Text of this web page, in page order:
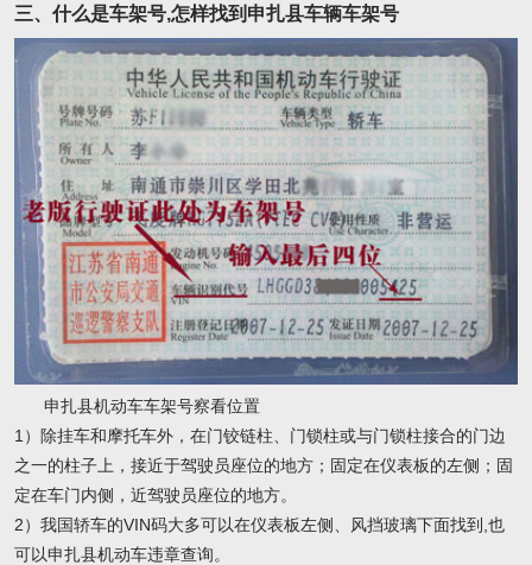
三、什么是车架号,怎样找到申扎县车辆车架号
申扎县机动车车架号察看位置
1）除挂车和摩托车外，在门铰链柱、门锁柱或与门锁柱接合的门边
之一的柱子上，接近于驾驶员座位的地方；固定在仪表板的左侧；固
定在车门内侧，近驾驶员座位的地方。
2）我国轿车的VIN码大多可以在仪表板左侧、风挡玻璃下面找到,也
可以申扎县机动车违章查询。